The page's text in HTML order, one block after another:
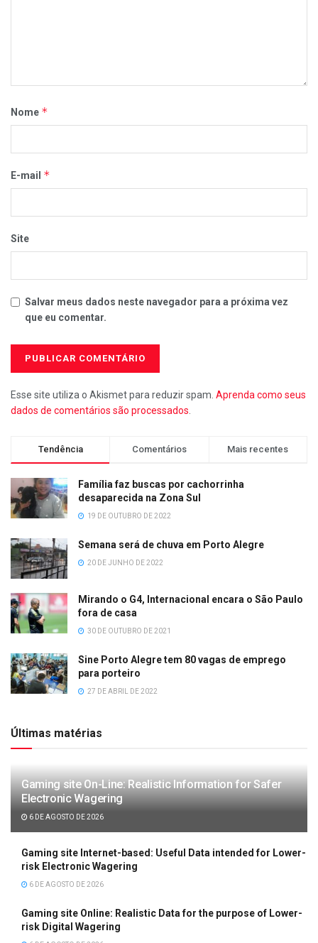
Nome *
E-mail *
Site
Salvar meus dados neste navegador para a próxima vez
que eu comentar.
Esse site utiliza o Akismet para reduzir spam. Aprenda como seus
dados de comentários são processados
Tendência Comentários Mais recentes
Família faz buscas por cachorrinha
desaparecida na Zona Sul
19 DE OUTUBRO DE 2022
Semana será de chuva em Porto Alegre
20 DE JUNHO DE 2022
Mirando o G4, Internacional encara o São Paulo
fora de casa
30 DE OUTUBRO DE 2021
Sine Porto Alegre tem 80 vagas de emprego
para porteiro
27 DE ABRIL DE 2022
Últimas matérias
Gaming site On-Line: Realistic Information for Safer
Electronic Wagering
6 DE AGOSTO DE 2026
Gaming site Internet-based: Useful Data intended for Lower-
risk Electronic Wagering
6 DE AGOSTO DE 2026
Gaming site Online: Realistic Data for the purpose of Lower-
risk Digital Wagering